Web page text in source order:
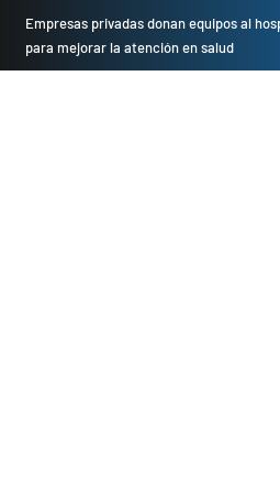
Empresas privadas donan equipos al
para mejorar la atención en salud